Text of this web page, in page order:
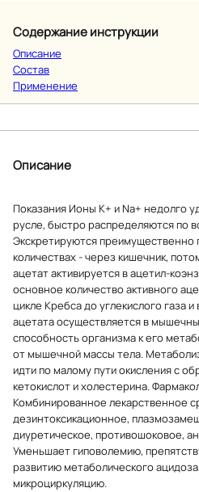
Содержание инструкции
Описание
Состав
Применение
Описание
Показания Ионы К+ и Na+ недолго
русле, быстро распределяются по
Экскретируются преимущественно
количествах - через кишечник,
ацетат активируется в ацетил-
основное количество активного
цикле Кребса до углекислого газа
ацетата осуществляется в
способность организма к его
от мышечной массы тела.
идти по малому пути окисления с
кетокислот и холестерина.
Комбинированное лекарственное
дезинтоксикационное,
диуретическое, противошоковое,
Уменьшает гиповолемию,
развитию метаболического
микроциркуляцию.